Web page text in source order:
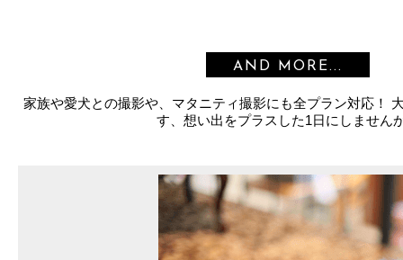
AND MORE...
家族や愛犬との撮影や、マタニティ撮影にも全プラン対応！
す、想い出をプラスした1日にしません